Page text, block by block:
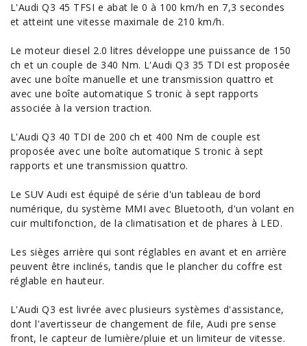
L'Audi Q3 45 TFSI e abat le 0 à 100 km/h en 7,3 secondes
et atteint une vitesse maximale de 210 km/h.
Le moteur diesel 2.0 litres développe une puissance de 150
ch et un couple de 340 Nm. L'Audi Q3 35 TDI est proposée
avec une boîte manuelle et une transmission quattro et
avec une boîte automatique S tronic à sept rapports
associée à la version traction.
L'Audi Q3 40 TDI de 200 ch et 400 Nm de couple est
proposée avec une boîte automatique S tronic à sept
rapports et une transmission quattro.
Le SUV Audi est équipé de série d'un tableau de bord
numérique, du système MMI avec Bluetooth, d'un volant en
cuir multifonction, de la climatisation et de phares à LED.
Les sièges arrière qui sont réglables en avant et en arrière
peuvent être inclinés, tandis que le plancher du coffre est
réglable en hauteur.
L'Audi Q3 est livrée avec plusieurs systèmes d'assistance,
dont l'avertisseur de changement de file, Audi pre sense
front, le capteur de lumière/pluie et un limiteur de vitesse.